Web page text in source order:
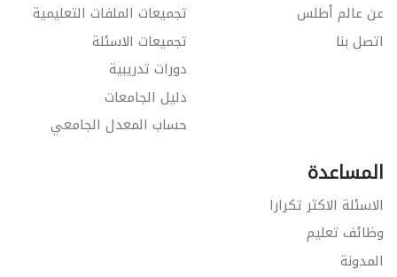
عن عالم أطلس
اتصل بنا
تجميعات الملفات التعليمية
تجميعات الاسئلة
دورات تدريبية
دليل الجامعات
حساب المعدل الجامعي
المساعدة
الاسئلة الاكثر تكرارا
وظائف تعليم
المدونة